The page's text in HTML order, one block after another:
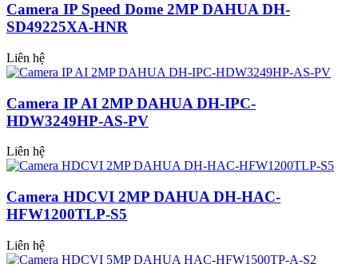
Camera IP Speed Dome 2MP DAHUA DH-
SD49225XA-HNR
Liên hệ
Camera IP AI 2MP DAHUA DH-IPC-
HDW3249HP-AS-PV
Liên hệ
Camera HDCVI 2MP DAHUA DH-HAC-
HFW1200TLP-S5
Liên hệ